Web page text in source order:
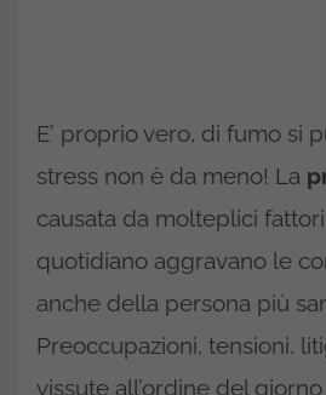
E’ proprio vero, di fumo si
stress non è da meno! La
causata da molteplici
quotidiano aggravano le
anche della persona più
Preoccupazioni, tensioni,
vissute all’ordine del